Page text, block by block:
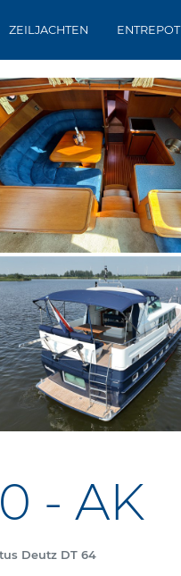
ZEILJACHTEN ENTREPOT
- AK
Deutz DT 64